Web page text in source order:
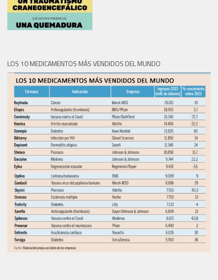
LOS 10 MEDICAMENTOS MÁS VENDIDOS DEL MUNDO